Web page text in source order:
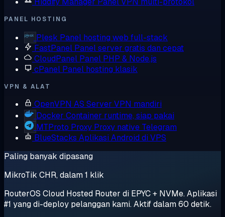
PANEL HOSTING
Plesk Panel hosting web full-stack
FastPanel Panel server gratis dan cepat
CloudPanel Panel PHP & Node.js
cPanel Panel hosting klasik
VPN & ALAT
OpenVPN AS Server VPN mandiri
Docker Container runtime, siap pakai
MTProto Proxy Proxy native Telegram
BlueStacks Aplikasi Android di VPS
Paling banyak dipasang
MikroTik CHR, dalam 1 klik
RouterOS Cloud Hosted Router di EPYC + NVMe. Aplikasi
#1 yang di-deploy pelanggan kami. Aktif dalam 60 detik.